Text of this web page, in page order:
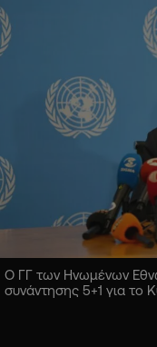
Ο ΓΓ των Ηνωμένων
συνάντησης 5+1 για το